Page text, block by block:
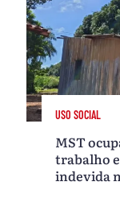
USO SOCIAL
MST
trabalho
indevida